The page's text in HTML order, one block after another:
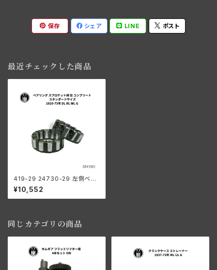
保存 シェア LINE ポスト
最近チェックした商品
419-29 24730-29 左側ベア
リング コンプリート スタンダー
ドサイズ
¥10,552
同じカテゴリの商品